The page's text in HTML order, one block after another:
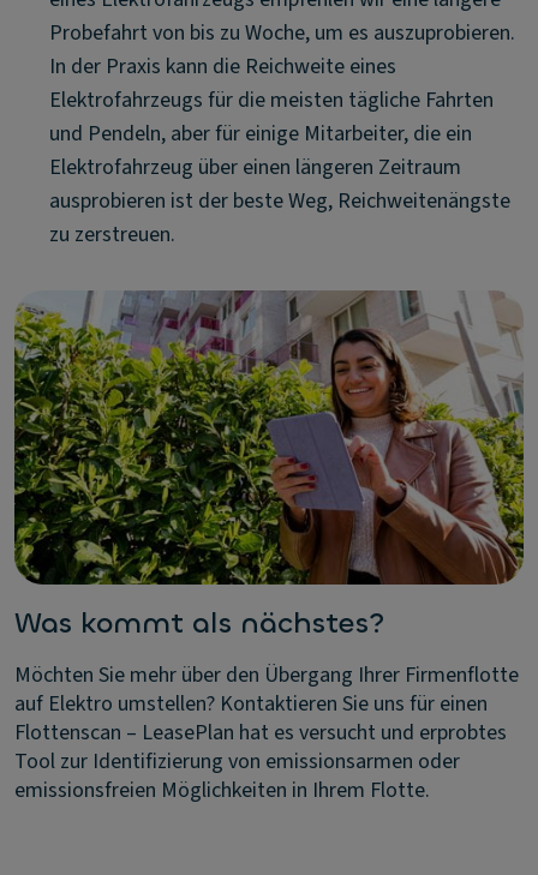
Probefahrt von bis zu Woche, um es auszuprobieren.
In der Praxis kann die Reichweite eines
Elektrofahrzeugs für die meisten tägliche Fahrten
und Pendeln, aber für einige Mitarbeiter, die ein
Elektrofahrzeug über einen längeren Zeitraum
ausprobieren ist der beste Weg, Reichweitenängste
zu zerstreuen.
Was kommt als nächstes?
Möchten Sie mehr über den Übergang Ihrer Firmenflotte
auf Elektro umstellen? Kontaktieren Sie uns für einen
Flottenscan – LeasePlan hat es versucht und erprobtes
Tool zur Identifizierung von emissionsarmen oder
emissionsfreien Möglichkeiten in Ihrem Flotte.